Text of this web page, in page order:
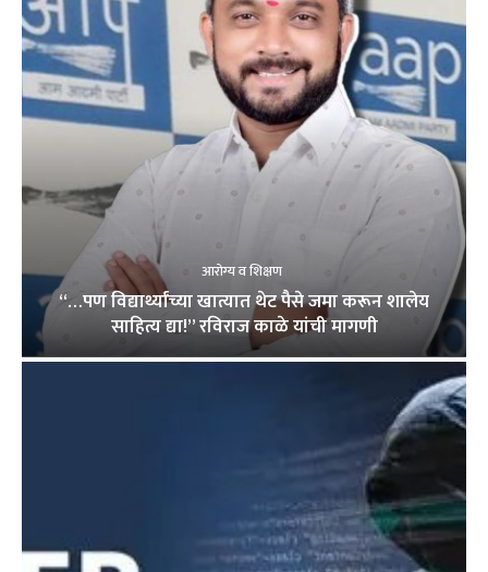
आरोग्य व शिक्षण
“…पण विद्यार्थ्यांच्या खात्यात थेट पैसे जमा करून शालेय
साहित्य द्या!” रविराज काळे यांची मागणी